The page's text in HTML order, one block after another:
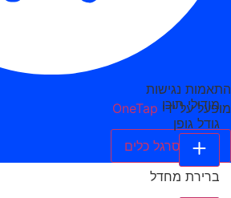
התאמות נגישות
מופעל על ידי OneTap
הסתר סרגל כלים
מודולי תוכן
גודל גופן
ברירת מחדל